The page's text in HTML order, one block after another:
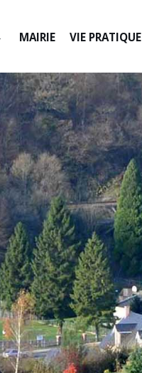
MAIRIE VIE PRATIQUE